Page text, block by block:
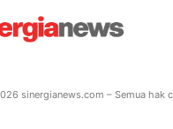
sinergianews.com – Semua hak